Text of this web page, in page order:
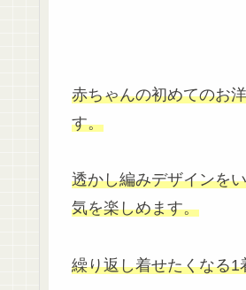
赤ちゃんの初めてのお
す。
透かし編みデザインを
気を楽しめます。
繰り返し着せたくなる1